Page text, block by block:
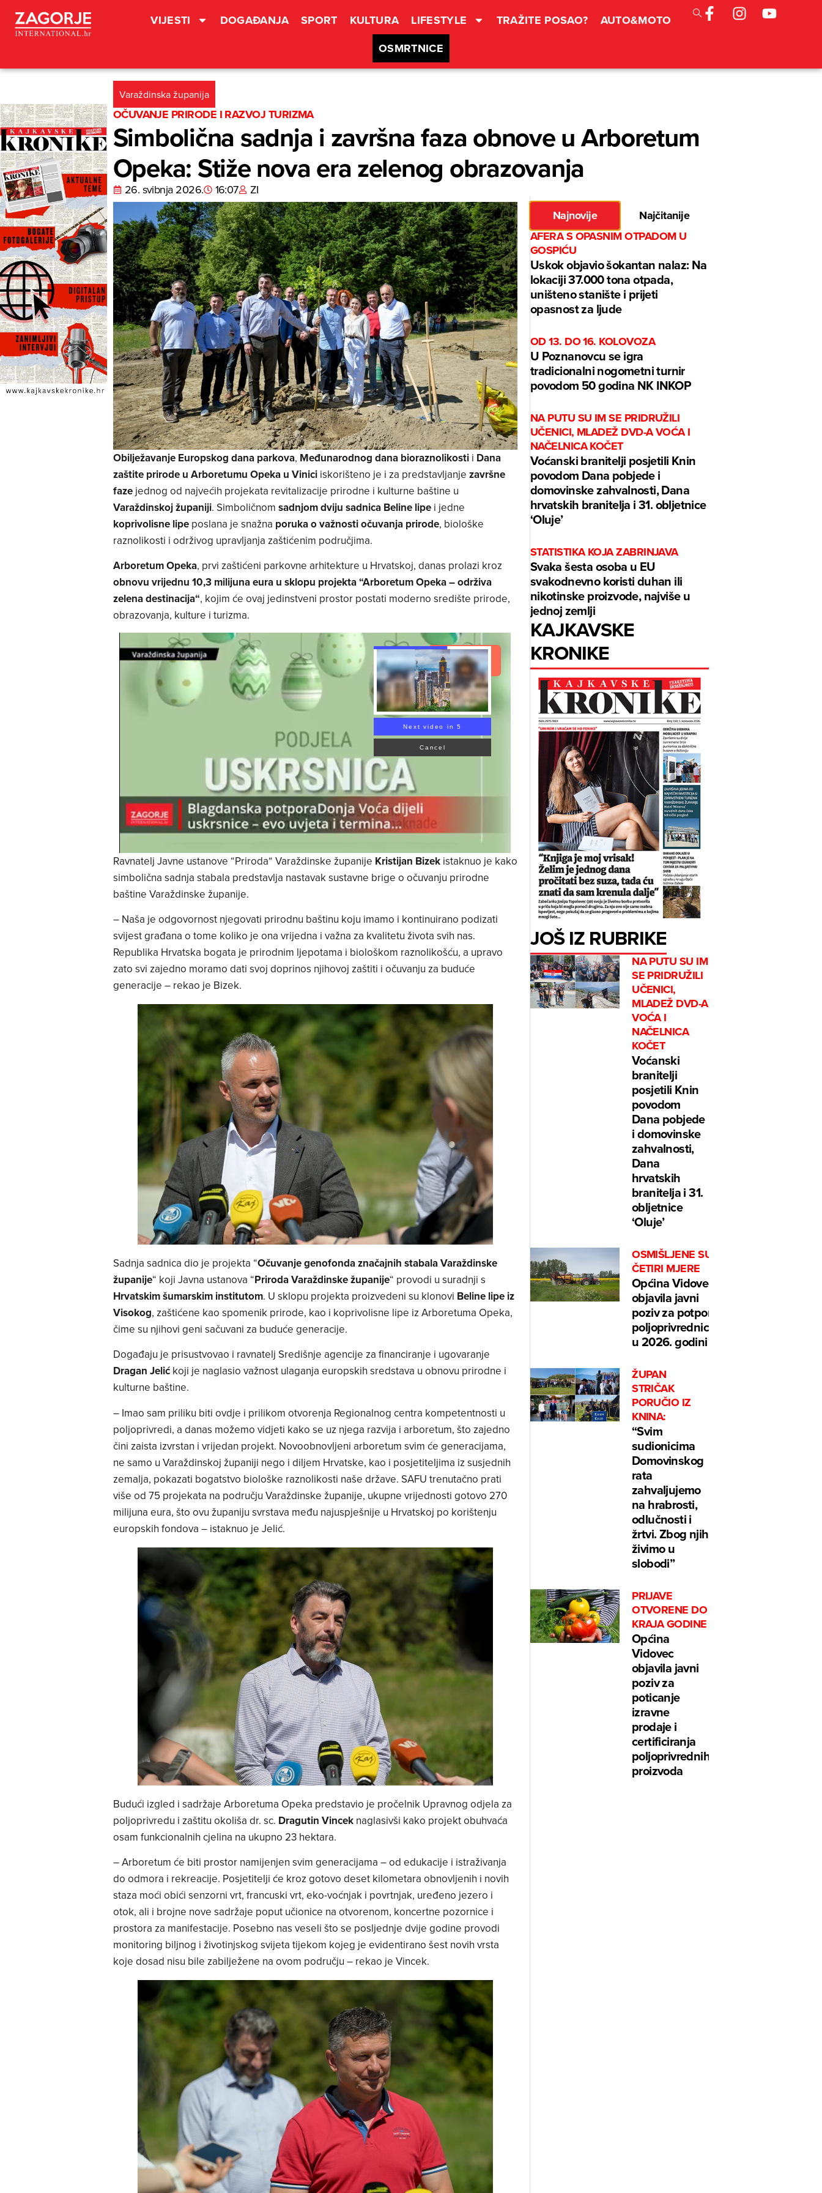
VIJESTI DOGAĐANJA SPORT KULTURA LIFESTYLE TRAŽITE POSAO?
AUTO&MOTO
OSMRTNICE
Varaždinska županija
OČUVANJE PRIRODE I RAZVOJ TURIZMA
Simbolična sadnja i završna faza obnove u Arboretum
Opeka: Stiže nova era zelenog obrazovanja
26. svibnja 2026. 16:07 ZI
Obilježavanje Europskog dana parkova, Međunarodnog dana bioraznolikostii Dana
zaštite prirode u Arboretumu Opeka u Viniciiskorišteno je i za predstavljanje završne
fazejednog od najvećih projekata revitalizacije prirodne i kulturne baštine u
Varaždinskoj županiji. Simboličnom sadnjom dviju sadnica Beline lipei jedne
koprivolisne lipeposlana je snažna poruka o važnosti očuvanja prirode, biološke
raznolikosti i održivog upravljanja zaštićenim područjima.
Arboretum Opeka, prvi zaštićeni parkovne arhitekture u Hrvatskoj, danas prolazi kroz
obnovu vrijednu 10,3 milijuna eura u sklopu projekta “Arboretum Opeka – održiva
zelena destinacija“, kojim će ovaj jedinstveni prostor postati moderno središte prirode,
obrazovanja, kulture i turizma.
Read Article
Next video in 3
Cancel
Ravnatelj Javne ustanove “Priroda“ Varaždinske županije Kristijan Bizekistaknuo je kako
simbolična sadnja stabala predstavlja nastavak sustavne brige o očuvanju prirodne
baštine Varaždinske županije.
– Naša je odgovornost njegovati prirodnu baštinu koju imamo i kontinuirano podizati
svijest građana o tome koliko je ona vrijedna i važna za kvalitetu života svih nas.
Republika Hrvatska bogata je prirodnim ljepotama i biološkom raznolikošću, a upravo
zato svi zajedno moramo dati svoj doprinos njihovoj zaštiti i očuvanju za buduće
generacije – rekao je Bizek.
Sadnja sadnica dio je projekta “Očuvanje genofonda značajnih stabala Varaždinske
županije“ koji Javna ustanova “Priroda Varaždinske županije“ provodi u suradnji s
Hrvatskim šumarskim institutom. U sklopu projekta proizvedeni su klonovi Beline lipe iz
Visokog, zaštićene kao spomenik prirode, kao i koprivolisne lipe iz Arboretuma Opeka,
čime su njihovi geni sačuvani za buduće generacije.
Događaju je prisustvovao i ravnatelj Središnje agencije za financiranje i ugovaranje
Dragan Jelićkoji je naglasio važnost ulaganja europskih sredstava u obnovu prirodne i
kulturne baštine.
– Imao sam priliku biti ovdje i prilikom otvorenja Regionalnog centra kompetentnosti u
poljoprivredi, a danas možemo vidjeti kako se uz njega razvija i arboretum, što zajedno
čini zaista izvrstan i vrijedan projekt. Novoobnovljeni arboretum svim će generacijama,
ne samo u Varaždinskoj županiji nego i diljem Hrvatske, kao i posjetiteljima iz susjednih
zemalja, pokazati bogatstvo biološke raznolikosti naše države. SAFU trenutačno prati
više od 75 projekata na području Varaždinske županije, ukupne vrijednosti gotovo 270
milijuna eura, što ovu županiju svrstava među najuspješnije u Hrvatskoj po korištenju
europskih fondova – istaknuo je Jelić.
Budući izgled i sadržaje Arboretuma Opeka predstavio je pročelnik Upravnog odjela za
poljoprivredu i zaštitu okoliša dr. sc. Dragutin Vinceknaglasivši kako projekt obuhvaća
osam funkcionalnih cjelina na ukupno 23 hektara.
– Arboretum će biti prostor namijenjen svim generacijama – od edukacije i istraživanja
do odmora i rekreacije. Posjetitelji će kroz gotovo deset kilometara obnovljenih i novih
staza moći obići senzorni vrt, francuski vrt, eko-voćnjak i povrtnjak, uređeno jezero i
otok, ali i brojne nove sadržaje poput učionice na otvorenom, koncertne pozornice i
prostora za manifestacije. Posebno nas veseli što se posljednje dvije godine provodi
monitoring biljnog i životinjskog svijeta tijekom kojeg je evidentirano šest novih vrsta
koje dosad nisu bile zabilježene na ovom području – rekao je Vincek.
Najnovije
Najčitanije
AFERA S OPASNIM OTPADOM U
GOSPIĆU
Uskok objavio šokantan nalaz: Na
lokaciji 37.000 tona otpada,
uništeno stanište i prijeti
opasnost za ljude
OD 13. DO 16. KOLOVOZA
U Poznanovcu se igra
tradicionalni nogometni turnir
povodom 50 godina NK INKOP
NA PUTU SU IM SE PRIDRUŽILI
UČENICI, MLADEŽ DVD-A VOĆA I
NAČELNICA KOČET
Voćanski branitelji posjetili Knin
povodom Dana pobjede i
domovinske zahvalnosti, Dana
hrvatskih branitelja i 31. obljetnice
‘Oluje’
STATISTIKA KOJA ZABRINJAVA
Svaka šesta osoba u EU
svakodnevno koristi duhan ili
nikotinske proizvode, najviše u
jednoj zemlji
KAJKAVSKE
KRONIKE
JOŠ IZ RUBRIKE
NA PUTU SU IM
SE PRIDRUŽILI
UČENICI,
MLADEŽ DVD-A
VOĆA I
NAČELNICA
KOČET
Voćanski
branitelji
posjetili Knin
povodom
Dana pobjede
i domovinske
zahvalnosti,
Dana
hrvatskih
branitelja i 31.
obljetnice
‘Oluje’
OSMIŠLJENE SU
ČETIRI MJERE
Općina Vidovec
objavila javni
poziv za potpore
poljoprivrednicima
u 2026. godini
ŽUPAN
STRIČAK
PORUČIO IZ
KNINA:
“Svim
sudionicima
Domovinskog
rata
zahvaljujemo
na hrabrosti,
odlučnosti i
žrtvi. Zbog njih
živimo u
slobodi”
PRIJAVE
OTVORENE DO
KRAJA GODINE
Općina
Vidovec
objavila javni
poziv za
poticanje
izravne
prodaje i
certificiranja
poljoprivrednih
proizvoda